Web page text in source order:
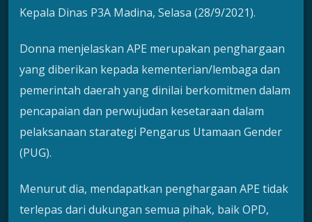
Kepala Dinas P3A Madina, Selasa (28/9/2021).
Donna menjelaskan APE merupakan penghargaan
yang diberikan kepada kementerian/lembaga dan
pemerintah daerah yang dinilai berkomitmen dalam
pencapaian dan perwujudan kesetaraan dalam
pelaksanaan starategi Pengarus Utamaan Gender
(PUG).
Menurut dia, mendapatkan penghargaan APE tidak
terlepas dari dukungan semua pihak, baik OPD,